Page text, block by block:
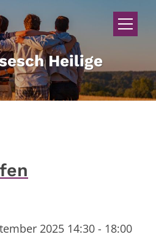
Heilige
2025 14:30 - 18:00